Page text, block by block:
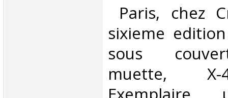
Paris, chez
sixieme
sous
muette, X-